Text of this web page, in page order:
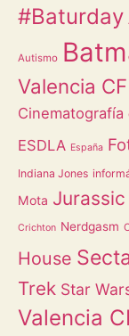
#Baturday
Autismo
Valencia CF
Cinematografía
ESDLA España
Indiana Jones
Mota
Crichton Nerdgasm
House
Trek Star
Valencia